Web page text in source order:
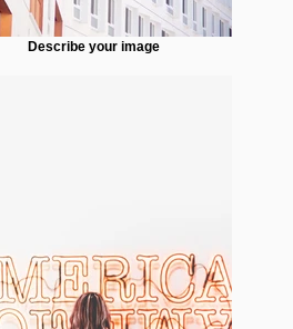
Describe your image